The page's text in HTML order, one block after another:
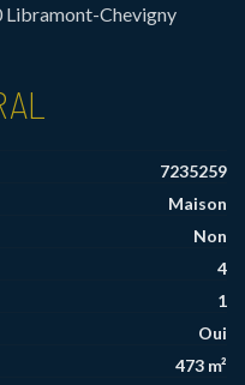
Libramont-Chevigny
7235259
Maison
Non
4
1
Oui
473 m²